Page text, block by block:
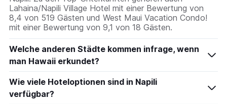
Lahaina/Napili Village Hotel mit einer Bewertung von
8,4 von 519 Gästen und West Maui Vacation Condo!
mit einer Bewertung von 9,1 von 18 Gästen.
Welche anderen Städte kommen infrage, wenn
man Hawaii erkundet?
Wie viele Hoteloptionen sind in Napili
verfügbar?